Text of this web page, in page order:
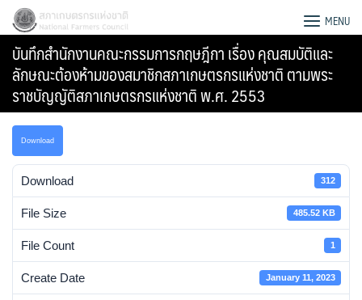
Skip
content
สภาเกษตรกรแห่งชาติ MENU
บันทึกสำนักงานคณะกรรมการกฤษฎีกา เรื่อง คุณสมบัติและ
ลักษณะต้องห้ามของสมาชิกสภาเกษตรกรแห่งชาติ ตามพระ
ราชบัญญัติสภาเกษตรกรแห่งชาติ พ.ศ. 2553
Download
Download 312
File Size 485.52 KB
File Count 1
Create Date January 11, 2023